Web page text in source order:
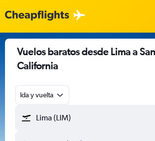
Vuelos baratos desde Lima a
California
Ida y vuelta
Lima (LIM)